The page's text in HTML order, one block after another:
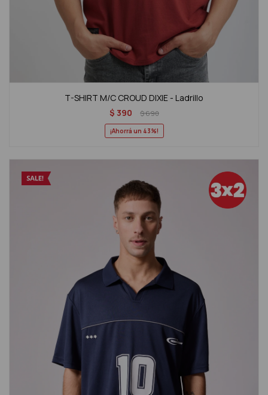
T-SHIRT M/C CROUD DIXIE - Ladrillo
$ 390 $690
43